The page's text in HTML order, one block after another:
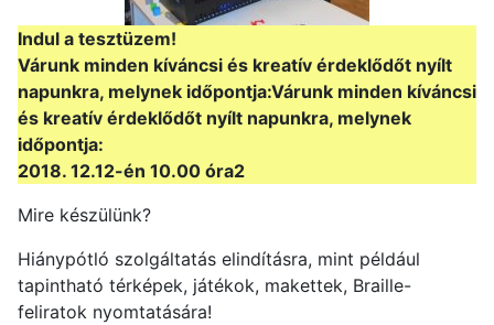
Indul a tesztüzem!
Várunk minden kíváncsi és kreatív érdeklődőt nyílt
napunkra, melynek időpontja:Várunk minden kíváncsi
és kreatív érdeklődőt nyílt napunkra, melynek
időpontja:
2018. 12.12-én 10.00 óra2
Mire készülünk?
Hiánypótló szolgáltatás elindításra, mint például
tapintható térképek, játékok, makettek, Braille-
feliratok nyomtatására!